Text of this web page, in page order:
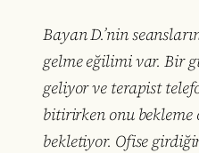
Bayan D.’nin
gelme eğilimi var. Bir
geliyor ve terapist
bitirirken onu bekleme
bekletiyor. Ofise